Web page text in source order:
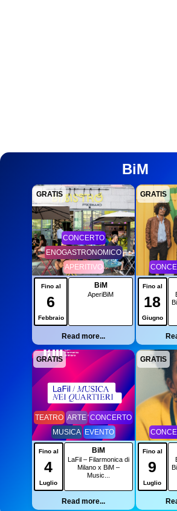
BiM
GRATIS
CONCERTO
ENOGASTRONOMICO
APERITIVO
Fino al
6
Febbraio
BiM
AperiBiM
Read more...
GRATIS
Fino al
18
Giugno
GRATIS
TEATRO ARTE CONCERTO
MUSICA EVENTO
Fino al
4
Luglio
BiM
LaFil – Filarmonica di
Milano x BiM –
Music...
Read more...
GRATIS
Fino al
9
Luglio